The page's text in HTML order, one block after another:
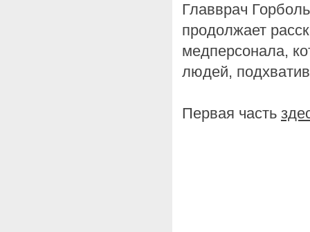
Главврач
продолжает
медперсонала,
людей,
Первая часть